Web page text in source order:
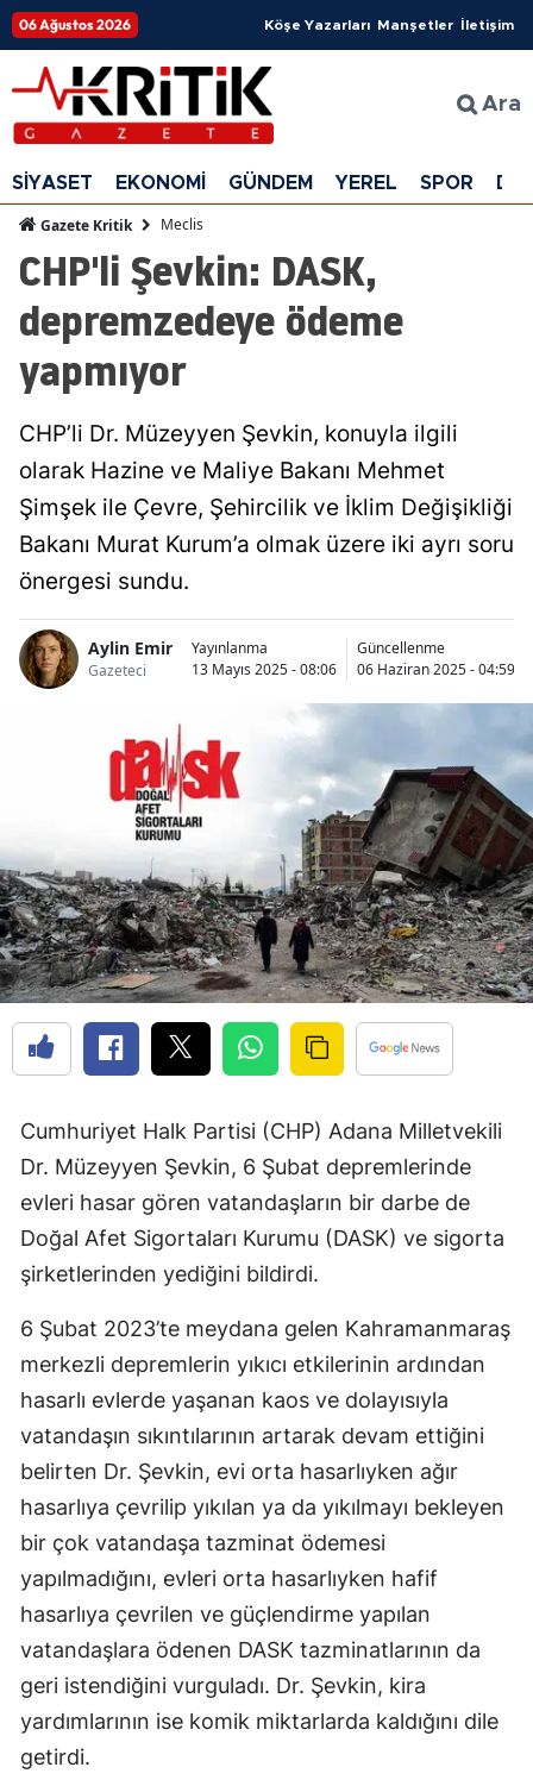
06 Ağustos 2026 Köşe Yazarları Manşetler İletişim
Ara
SİYASET EKONOMİ GÜNDEM YEREL SPOR
Gazete Kritik Meclis
CHP'li Şevkin: DASK,
depremzedeye ödeme
yapmıyor
CHP’li Dr. Müzeyyen Şevkin, konuyla ilgili
olarak Hazine ve Maliye Bakanı Mehmet
Şimşek ile Çevre, Şehircilik ve İklim Değişikliği
Bakanı Murat Kurum’a olmak üzere iki ayrı soru
önergesi sundu.
Aylin Emir
Gazeteci
Yayınlanma
13 Mayıs 2025 - 08:06
Güncellenme
06 Haziran 2025 - 04:59
Cumhuriyet Halk Partisi (CHP) Adana Milletvekili
Dr. Müzeyyen Şevkin, 6 Şubat depremlerinde
evleri hasar gören vatandaşların bir darbe de
Doğal Afet Sigortaları Kurumu (DASK) ve sigorta
şirketlerinden yediğini bildirdi.
6 Şubat 2023’te meydana gelen Kahramanmaraş
merkezli depremlerin yıkıcı etkilerinin ardından
hasarlı evlerde yaşanan kaos ve dolayısıyla
vatandaşın sıkıntılarının artarak devam ettiğini
belirten Dr. Şevkin, evi orta hasarlıyken ağır
hasarlıya çevrilip yıkılan ya da yıkılmayı bekleyen
bir çok vatandaşa tazminat ödemesi
yapılmadığını, evleri orta hasarlıyken hafif
hasarlıya çevrilen ve güçlendirme yapılan
vatandaşlara ödenen DASK tazminatlarının da
geri istendiğini vurguladı. Dr. Şevkin, kira
yardımlarının ise komik miktarlarda kaldığını dile
getirdi.